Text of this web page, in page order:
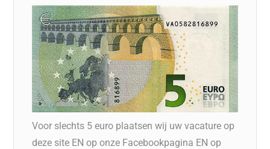
Voor slechts 5 euro plaatsen wij uw vacature op
deze site EN op onze Facebookpagina EN op